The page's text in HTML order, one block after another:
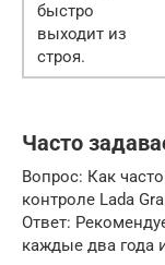
быстро
выходит из
строя.
Часто
Вопрос: Как
контроле Lada
Ответ:
каждые два года